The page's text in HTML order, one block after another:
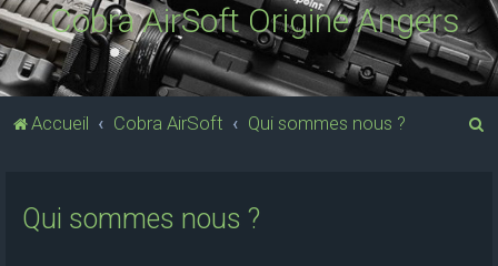
Cobra AirSoft Origine Angers
Accueil Cobra AirSoft Qui sommes nous ?
Qui sommes nous ?